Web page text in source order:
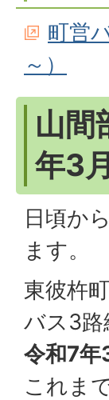
町営
～）
山間
年3
日頃か
ます。
東彼杵
バス3路
令和7年
これま